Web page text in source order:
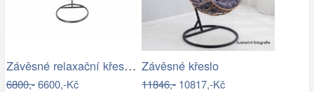
Závěsné relaxační křeslo CANDY
6800,-6600,-Kč
Závěsné křeslo
11846,-10817,-Kč